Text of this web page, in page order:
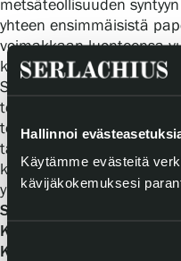
Hallinnoi
Käytämme evästeitä
kävijäkokemuksesi
metsäteollisuuden
yhteen ensimmäisistä
voimakkaan luonteensa
kutsuttiin. Tehtävissä
Suomessa,
teollisuuskaupungissa,
teollisuuden
taiteilijoita.
kehittyvät myös
yhteistyötaidot.
Soveltuvuus:
Kesto:
Kieli: